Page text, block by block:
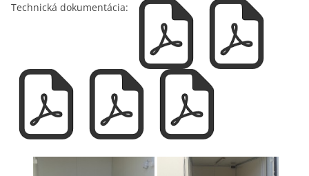
Technická dokumentácia: